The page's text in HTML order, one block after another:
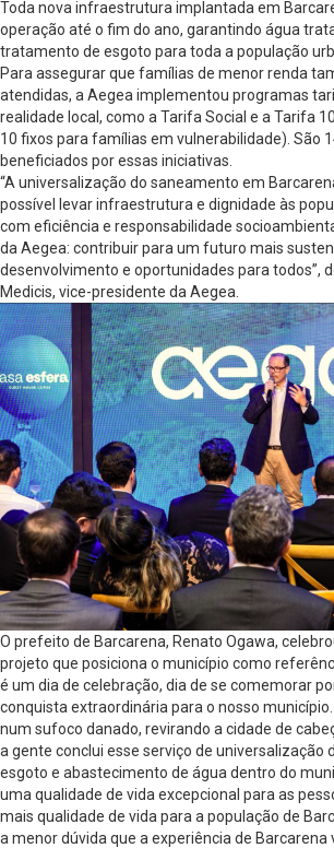
Toda nova infraestrutura implantada em
operação até o fim do ano, garantindo água
tratamento de esgoto para toda a população
Para assegurar que famílias de menor renda
atendidas, a Aegea implementou programas
realidade local, como a Tarifa Social e a Tarifa
10 fixos para famílias em vulnerabilidade). São
beneficiados por essas iniciativas.
“A universalização do saneamento em
possível levar infraestrutura e dignidade às
com eficiência e responsabilidade
da Aegea: contribuir para um futuro mais
desenvolvimento e oportunidades para todos”,
Medicis, vice-presidente da Aegea.
O prefeito de Barcarena, Renato Ogawa,
projeto que posiciona o município como
é um dia de celebração, dia de se comemorar
conquista extraordinária para o nosso
num sufoco danado, revirando a cidade de
a gente conclui esse serviço de universalização
esgoto e abastecimento de água dentro do
uma qualidade de vida excepcional para as
mais qualidade de vida para a população de
a menor dúvida que a experiência de